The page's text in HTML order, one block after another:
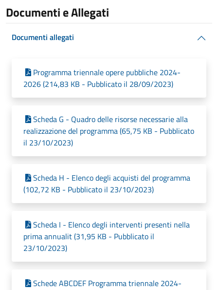
Documenti e Allegati
Documenti allegati
Programma triennale opere pubbliche 2024-
2026 (214,83 KB - Pubblicato il 28/09/2023)
Scheda G - Quadro delle risorse necessarie alla
realizzazione del programma (65,75 KB - Pubblicato
il 23/10/2023)
Scheda H - Elenco degli acquisti del programma
(102,72 KB - Pubblicato il 23/10/2023)
Scheda I - Elenco degli interventi presenti nella
prima annualit (31,95 KB - Pubblicato il
23/10/2023)
Schede ABCDEF Programma triennale 2024-